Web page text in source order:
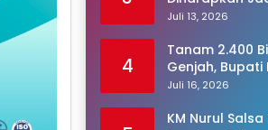
Program Jaga
Juli 13, 2026
4
Tanam 2.400
Genjah, Bupati
Sentra
Juli 16, 2026
KM Nurul